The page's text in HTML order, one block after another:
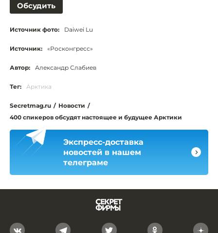
Обсудить
Источник фото: Daiwei Lu
Источник: «Росконгресс»
Автор: Александр Слабиев
Тег: Арктика
Secretmag.ru / Новости /
400 спикеров обсудят настоящее и будущее Арктики
Экспресс-доставка
новостей в нашем
телеграме